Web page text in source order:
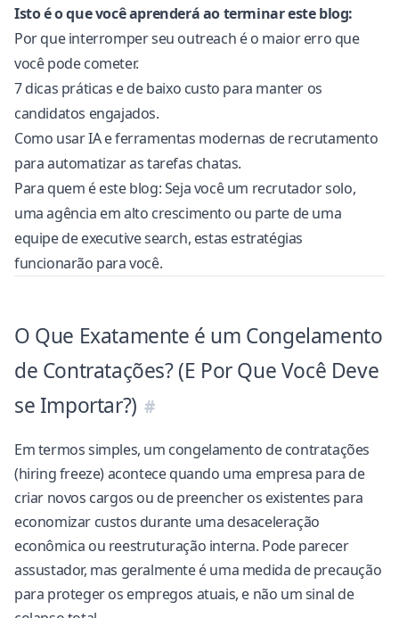
Isto é o que você aprenderá ao terminar este blog:
Por que interromper seu outreach é o maior erro que
você pode cometer.
7 dicas práticas e de baixo custo para manter os
candidatos engajados.
Como usar IA eferramentas modernas de recrutamento
para automatizar as tarefas chatas.
Para quem é este blog: Seja você um recrutador solo,
uma agência em alto crescimento ou parte de uma
equipe deexecutive search, estas estratégias
funcionarão para você.
O Que Exatamente é um Congelamento
de Contratações? (E Por Que Você Deve
se Importar?)
Em termos simples, um congelamento de contratações
(hiring freeze)acontece quando uma empresa para de
criar novos cargos ou de preencher os existentes para
economizar custos durante uma desaceleração
econômica ou reestruturação interna. Pode parecer
assustador, mas geralmente é uma medida de precaução
para proteger os empregos atuais, e não um sinal de